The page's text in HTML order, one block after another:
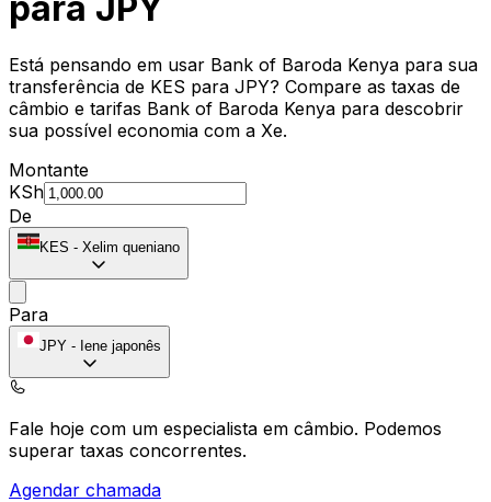
para JPY
Está pensando em usar Bank of Baroda Kenya para sua
transferência de KES para JPY? Compare as taxas de
câmbio e tarifas Bank of Baroda Kenya para descobrir
sua possível economia com a Xe.
Montante
KSh
De
KES - Xelim queniano
Para
JPY - Iene japonês
Fale hoje com um especialista em câmbio. Podemos
superar taxas concorrentes.
Agendar chamada